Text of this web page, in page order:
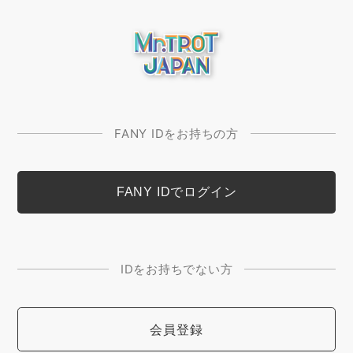
FANY IDをお持ちの方
IDをお持ちでない方
会員登録